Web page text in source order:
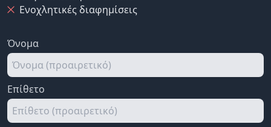
Ενοχλητικές διαφημίσεις
Όνομα
Επίθετο